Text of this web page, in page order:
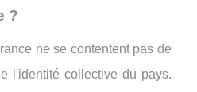
?
ne se contentent pas de
l'identité collective du pays.